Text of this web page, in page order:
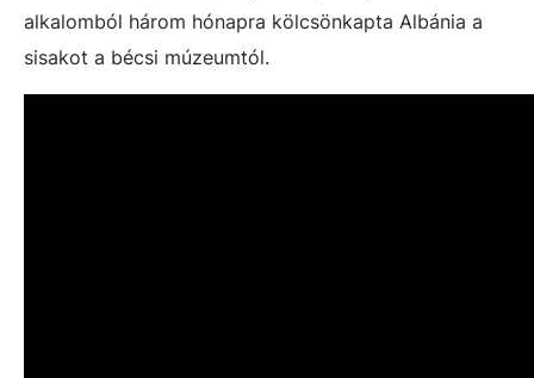
alkalomból három hónapra kölcsönkapta Albánia a
sisakot a bécsi múzeumtól.